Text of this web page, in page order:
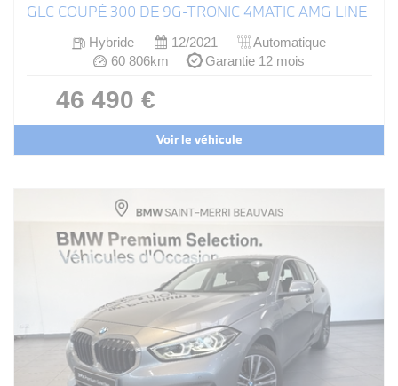
GLC COUPÉ 300 DE 9G-TRONIC 4MATIC AMG LINE
Hybride 12/2021
Automatique
60 806km
Garantie 12 mois
46 490 €
Voir le véhicule